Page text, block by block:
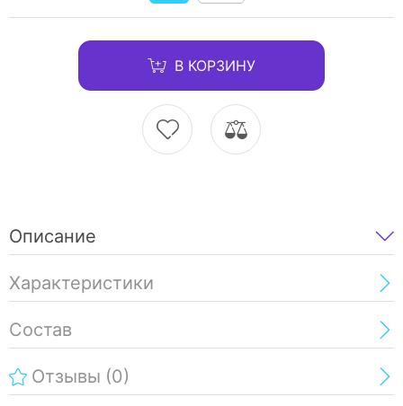
В КОРЗИНУ
Описание
Характеристики
Состав
Отзывы (0)